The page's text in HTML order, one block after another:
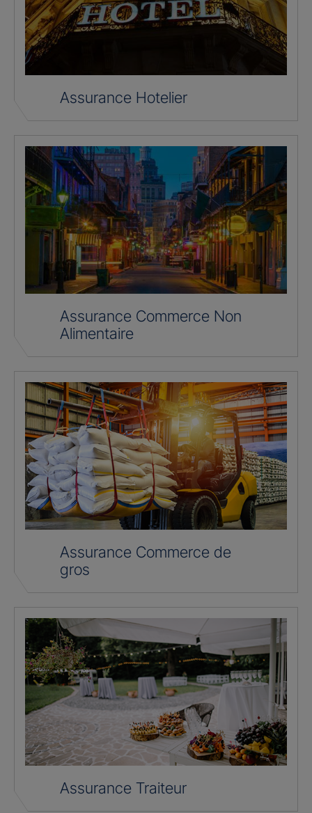
Assurance Hotelier
Assurance Commerce Non
Alimentaire
Assurance Commerce de
gros
Assurance Traiteur